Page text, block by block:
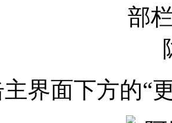
面下方的“更